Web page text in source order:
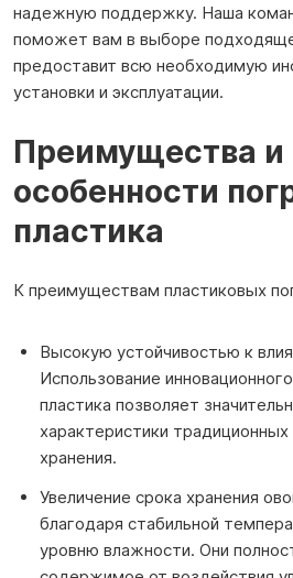
надежную поддержку. Наша
поможет вам в выборе
предоставит всю необходимую
установки и эксплуатации.
Преимущества и
особенности
пластика
К преимуществам пластиковых
Высокую устойчивостью к
Использование
пластика позволяет
характеристики
хранения.
Увеличение срока хранения
благодаря стабильной
уровню влажности. Они